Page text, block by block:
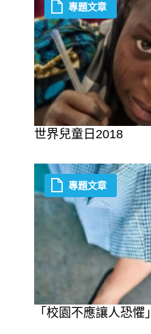
世界兒童日2018
專題文章
「校園不應讓人恐懼」
專題文章